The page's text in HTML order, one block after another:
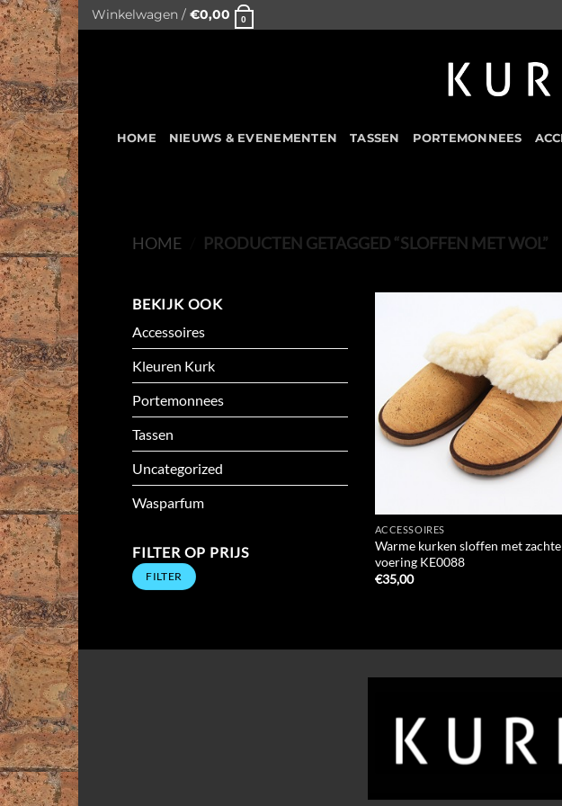
Skip
to
content
Winkelwagen / €0,00 0
HOME NIEUWS & EVENEMENTEN TASSEN PORTEMONNEES
HOME PRODUCTEN GETAGGED “SLOFFEN MET WOL”
BEKIJK OOK
Accessoires
Kleuren Kurk
Portemonnees
Tassen
Uncategorized
Wasparfum
FILTER OP PRIJS
Min.
prijs
Max.
prijsFILTER
ACCESSOIRES
Warme kurken sloffen met zachte
voering KE0088
€35,00